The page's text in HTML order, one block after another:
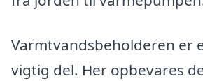
Varmtvandsbeholderen er
vigtig del. Her opbevares